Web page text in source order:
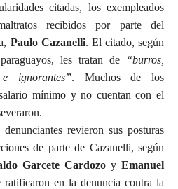
citadas, los exempleados
recibidos por parte del
Paulo Cazanelli. El citado, según
les tratan de
“burros,
ignorantes”. Muchos de los
mínimo y no cuentan con el
revieron sus posturas
de parte de Cazanelli, según
Garcete Cardozo y Emanuel
ratificaron en la denuncia contra la